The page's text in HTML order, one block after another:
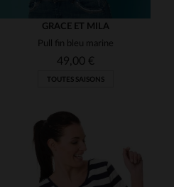
GRACE ET MILA
Pull fin bleu marine
49,00 €
TOUTES SAISONS